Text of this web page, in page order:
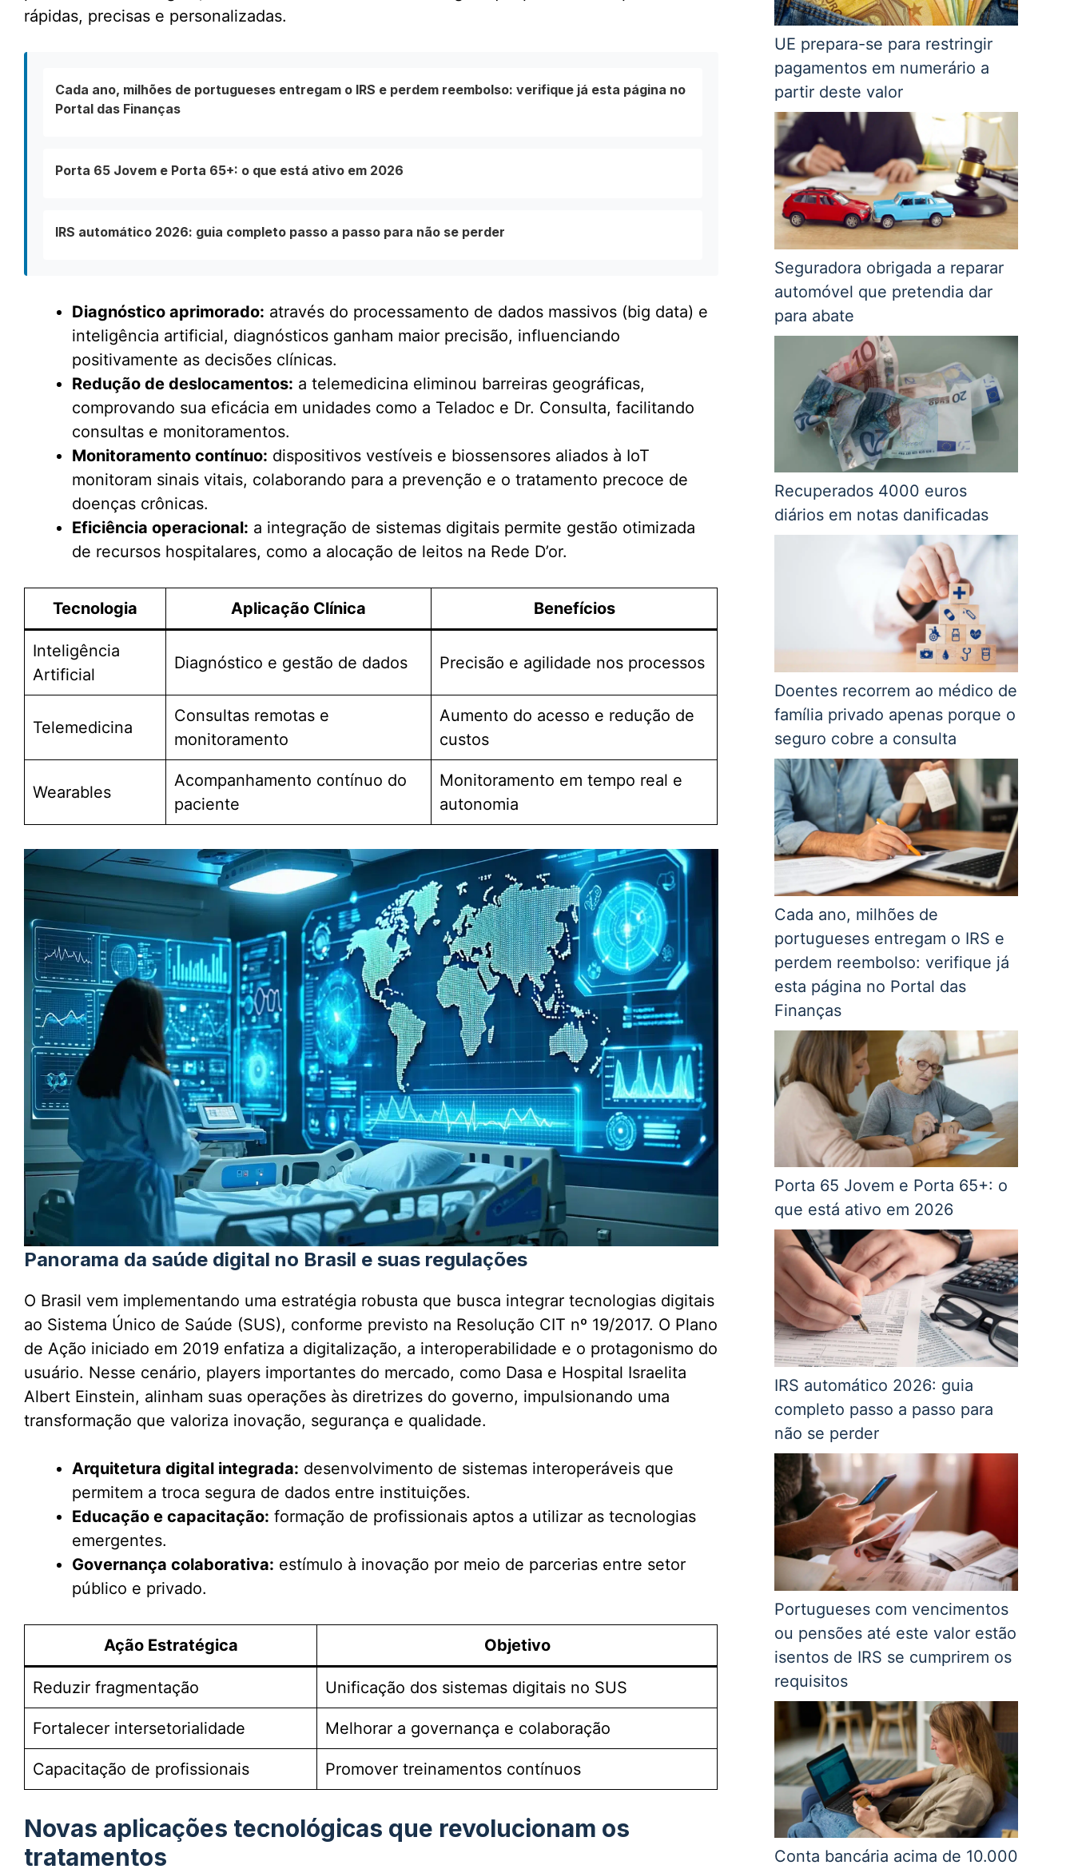
rápidas, precisas e personalizadas.
Cada ano, milhões de portugueses entregam o IRS e perdem reembolso: verifique já esta página no
Portal das Finanças
Porta 65 Jovem e Porta 65+: o que está ativo em 2026
IRS automático 2026: guia completo passo a passo para não se perder
Diagnóstico aprimorado: através do processamento de dados massivos (big data) e
inteligência artificial, diagnósticos ganham maior precisão, influenciando
positivamente as decisões clínicas.
Redução de deslocamentos: a telemedicina eliminou barreiras geográficas,
comprovando sua eficácia em unidades como a Teladoc e Dr. Consulta, facilitando
consultas e monitoramentos.
Monitoramento contínuo: dispositivos vestíveis e biossensores aliados à IoT
monitoram sinais vitais, colaborando para a prevenção e o tratamento precoce de
doenças crônicas.
Eficiência operacional: a integração de sistemas digitais permite gestão otimizada
de recursos hospitalares, como a alocação de leitos na Rede D’or.
Tecnologia Aplicação Clínica Benefícios
Inteligência
Artificial
Diagnóstico e gestão de dados Precisão e agilidade nos processos
Telemedicina
Consultas remotas e
monitoramento
Aumento do acesso e redução de
custos
Wearables
Acompanhamento contínuo do
paciente
Monitoramento em tempo real e
autonomia
Panorama da saúde digital no Brasil e suas regulações
O Brasil vem implementando uma estratégia robusta que busca integrar tecnologias digitais
ao Sistema Único de Saúde (SUS), conforme previsto na Resolução CIT nº 19/2017. O Plano
de Ação iniciado em 2019 enfatiza a digitalização, a interoperabilidade e o protagonismo do
usuário. Nesse cenário, players importantes do mercado, como Dasa e Hospital Israelita
Albert Einstein, alinham suas operações às diretrizes do governo, impulsionando uma
transformação que valoriza inovação, segurança e qualidade.
Arquitetura digital integrada: desenvolvimento de sistemas interoperáveis que
permitem a troca segura de dados entre instituições.
Educação e capacitação: formação de profissionais aptos a utilizar as tecnologias
emergentes.
Governança colaborativa: estímulo à inovação por meio de parcerias entre setor
público e privado.
Ação Estratégica Objetivo
Reduzir fragmentação Unificação dos sistemas digitais no SUS
Fortalecer intersetorialidade Melhorar a governança e colaboração
Capacitação de profissionais Promover treinamentos contínuos
Novas aplicações tecnológicas que revolucionam os
tratamentos
UE prepara-se para restringir
pagamentos em numerário a
partir deste valor
Seguradora obrigada a reparar
automóvel que pretendia dar
para abate
Recuperados 4000 euros
diários em notas danificadas
Doentes recorrem ao médico de
família privado apenas porque o
seguro cobre a consulta
Cada ano, milhões de
portugueses entregam o IRS e
perdem reembolso: verifique já
esta página no Portal das
Finanças
Porta 65 Jovem e Porta 65+: o
que está ativo em 2026
IRS automático 2026: guia
completo passo a passo para
não se perder
Portugueses com vencimentos
ou pensões até este valor estão
isentos de IRS se cumprirem os
requisitos
Conta bancária acima de 10.000